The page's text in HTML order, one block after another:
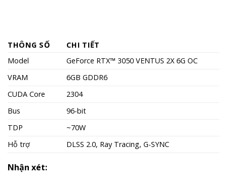
THÔNG SỐ
CHI TIẾT
Model
GeForce RTX™ 3050 VENTUS 2X 6G OC
VRAM
6GB GDDR6
CUDA Core
2304
Bus
96-bit
TDP
~70W
Hỗ trợ
DLSS 2.0, Ray Tracing, G-SYNC
Nhận xét: